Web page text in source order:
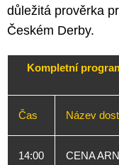
důležitá prověrka
Českém Derby.
Kompletní
Čas Název
14:00 CENA